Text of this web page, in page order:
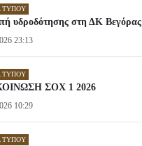
ΤΎΠΟΥ
υδροδότησης στη ΔΚ Βεγόρας
23:13
ΤΎΠΟΥ
ΣΟΧ 1 2026
10:29
ΤΎΠΟΥ